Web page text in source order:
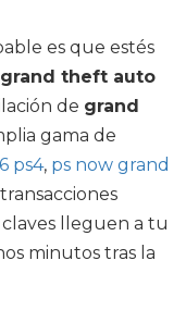
es que estés
grand theft auto
de grand
gama de
ps4, ps now grand
claves lleguen a tu
minutos tras la